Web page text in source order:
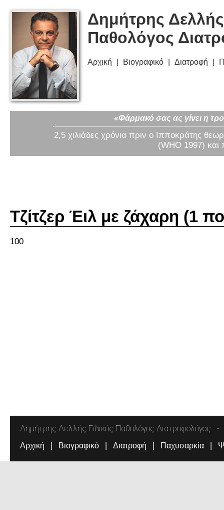
Δημήτρης
Παθολόγος
Αρχική Βιογραφικό Διατροφή
«Φάρμακό σας ας γίνει η
2,5 χιλιάδες χρόνια πριν ο Ιπποκράτης
(WHO 1997) και
Τζίτζερ Έιλ με ζάχαρη (1
100
Δημήτρης Δελλής Ειδικός Παθολόγος Διατροφολόγος
Αρχική Βιογραφικό Διατροφή Παχυσαρκία